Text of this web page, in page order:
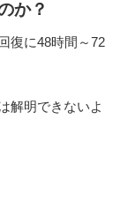
か？
復に48時間～72
解明できないよ